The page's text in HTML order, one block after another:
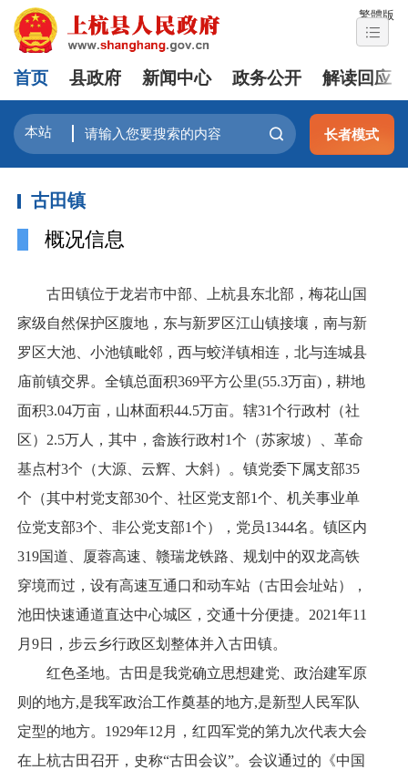
繁體版
首页 县政府 新闻中心 政务公开 解读回应
长者模式
古田镇
概况信息
古田镇位于龙岩市中部、上杭县东北部，梅花山国
家级自然保护区腹地，东与新罗区江山镇接壤，南与新
罗区大池、小池镇毗邻，西与蛟洋镇相连，北与连城县
庙前镇交界。全镇总面积369平方公里(55.3万亩)，耕地
面积3.04万亩，山林面积44.5万亩。辖31个行政村（社
区）2.5万人，其中，畲族行政村1个（苏家坡）、革命
基点村3个（大源、云辉、大斜）。镇党委下属支部35
个（其中村党支部30个、社区党支部1个、机关事业单
位党支部3个、非公党支部1个），党员1344名。镇区内
319国道、厦蓉高速、赣瑞龙铁路、规划中的双龙高铁
穿境而过，设有高速互通口和动车站（古田会址站），
池田快速通道直达中心城区，交通十分便捷。2021年11
月9日，步云乡行政区划整体并入古田镇。
红色圣地。古田是我党确立思想建党、政治建军原
则的地方,是我军政治工作奠基的地方,是新型人民军队
定型的地方。1929年12月，红四军党的第九次代表大会
在上杭古田召开，史称“古田会议”。会议通过的《中国